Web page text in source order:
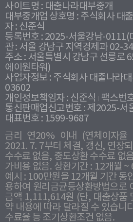
사이트명 : 대출나라대부중개
대부중개업 상호명 : 주식회사 대
자 : 신준식
등록번호 : 2025-서울강남-0111(
관 : 서울 강남구 지역경제과 02-
주소 : 서울특별시 강남구 선릉로
에이원타워)
사업자정보 : 주식회사 대출나라
03602
개인정보책임자 : 신준식
팩스번
통신판매업신고번호 : 제2025-서
대표번호 : 1599-9687
금리 연20% 이내 (연체이자
2021. 7. 7부터 체결, 갱신, 연장
수수료 없음, 중도상환 수수료 없
가비용 없음. 상환기간 : 12개월
예시 : 100만원을 12개월 기간 동
용하여 원리금균등상환방법으로
금액 1,111,614원 (단, 대출상품
약 내용에 따라 달라질 수 있습니
수료율 등 조기상환조건 없음.